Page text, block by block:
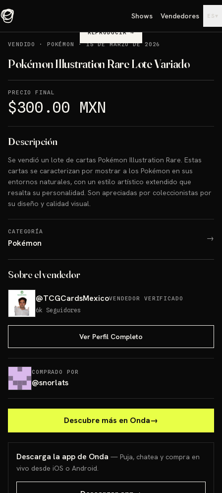
Shows Vendedores ES ▾
REPRODUCIR→
VENDIDO
· POKÉMON ·15 DE MARZO DE 2026
Pokémon Illustration Rare Lote Variado
PRECIO FINAL
$300.00 MXN
Descripción
Se vendió un lote de cartas Pokémon Illustration Rare. Estas
cartas se caracterizan por mostrar a los Pokémon en sus
entornos naturales, con un estilo artístico extendido que
resalta su personalidad. Son apreciadas por coleccionistas por
su diseño y calidad visual.
CATEGORÍA
Pokémon →
Sobre el vendedor
@TCGCardsMexicoVENDEDOR VERIFICADO
6k Seguidores
Ver Perfil Completo
COMPRADO POR
@snorlats
Descubre más en Onda→
Descarga la app de Onda — Puja, chatea y compra en
vivo desde iOS o Android.